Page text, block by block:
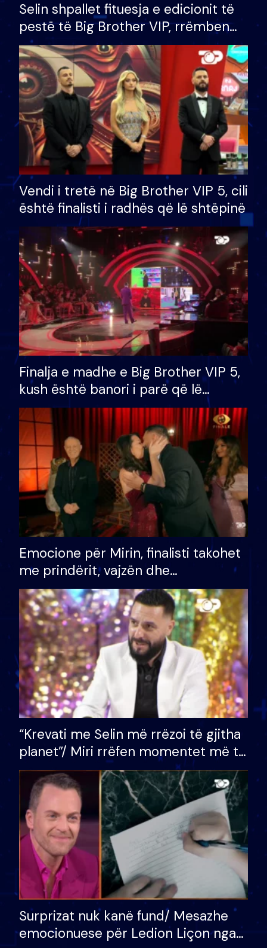
Selin shpallet fituesja e edicionit të
pestë të Big Brother VIP, rrëmben
çmimin e madh prej 100 mijë eurosh
Vendi i tretë në Big Brother VIP 5, cili
është finalisti i radhës që lë shtëpinë
Finalja e madhe e Big Brother VIP 5,
kush është banori i parë që lë
shtëpinë dhe humb mundësinë për
të fituar çmimin e madh
Emocione për Mirin, finalisti takohet
me prindërit, vajzën dhe
bashkëshorten: S’kemi ndonjë letër
divorci apo jo?
“Krevati me Selin më rrëzoi të gjitha
planet”/ Miri rrëfen momentet më të
bukura në shtëpinë e BB VIP: Do më
mungojë zilja e mëngjesit kur…
Surprizat nuk kanë fund/ Mesazhe
emocionuese për Ledion Liçon nga